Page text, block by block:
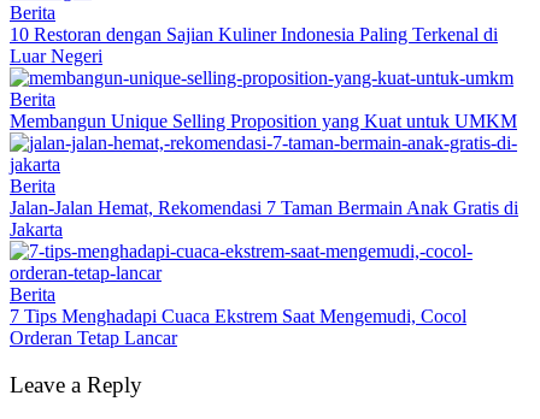
Berita
10 Restoran dengan Sajian Kuliner Indonesia Paling Terkenal di
Luar Negeri
Berita
Membangun Unique Selling Proposition yang Kuat untuk UMKM
Berita
Jalan-Jalan Hemat, Rekomendasi 7 Taman Bermain Anak Gratis di
Jakarta
Berita
7 Tips Menghadapi Cuaca Ekstrem Saat Mengemudi, Cocol
Orderan Tetap Lancar
Leave a Reply